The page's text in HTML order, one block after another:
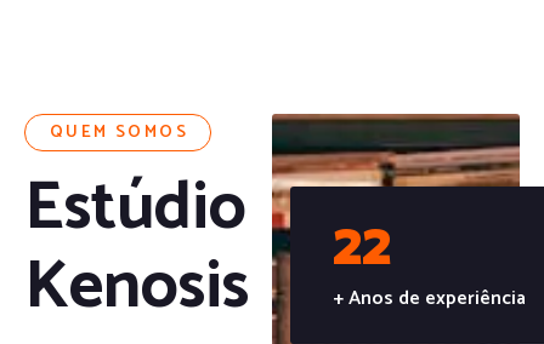
QUEM SOMOS
Estúdio
Kenosis 22
+ Anos de experiência